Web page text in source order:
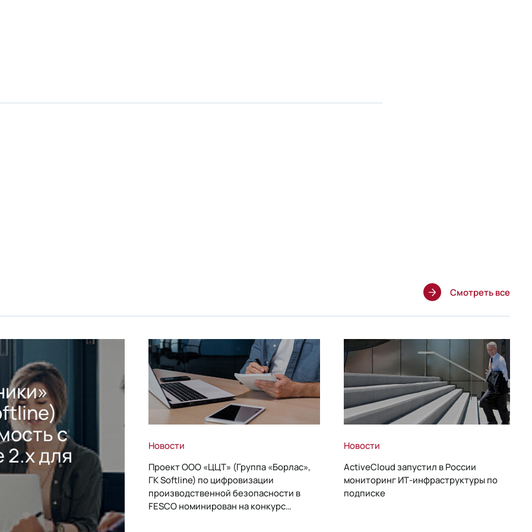
Смотреть все
с
2.x для
Новости
Проект ООО «ЦЦТ» (Группа «Борлас»,
ГК Softline) по цифровизации
производственной безопасности в
FESCO номинирован на конкурс
Новости
ActiveCloud запустил в России
мониторинг ИТ-инфраструктуры по
подписке